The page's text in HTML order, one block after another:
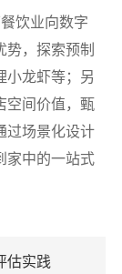
饮业向数字
势，探索预制
小龙虾等；另
空间价值，甄
过场景化设计
家中的一站式
估实践